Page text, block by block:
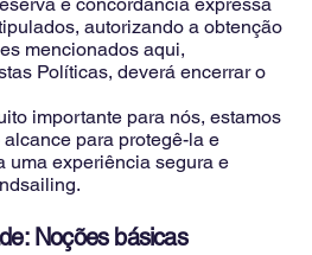
e concordância expressa
autorizando a obtenção
mencionados aqui,
Políticas, deverá encerrar o
importante para nós, estamos
para protegê-la e
uma experiência segura e
Noções básicas